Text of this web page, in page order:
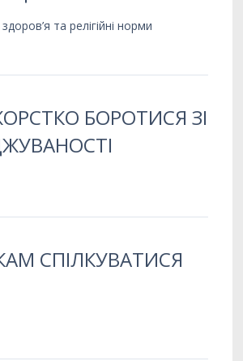
та релігійні норми
БОРОТИСЯ ЗІ
СПІЛКУВАТИСЯ